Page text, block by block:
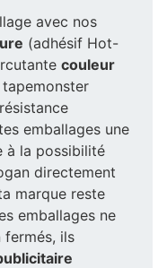
avec nos
(adhésif Hot-
couleur
tapemonster
emballages une
à la possibilité
directement
marque reste
emballages ne
fermés, ils